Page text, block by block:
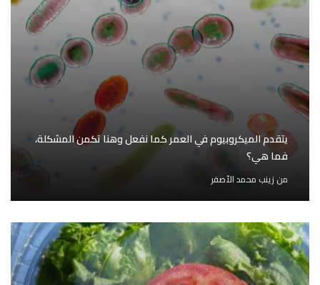
يتقدم الميكروبيوم في العمر كما نفعل وهنا تكمن المشكلة،
فما هي؟
من زينب محمد الأصفر